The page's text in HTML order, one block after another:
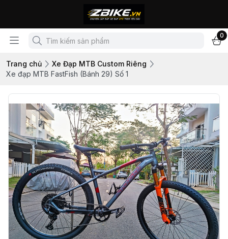
0
Trang chủ
Xe Đạp MTB Custom Riêng
Xe đạp MTB FastFish (Bánh 29) Số 1